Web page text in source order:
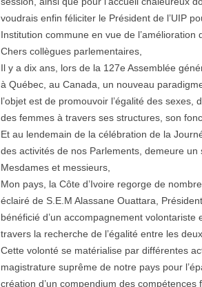
voudrais enfin féliciter le Président de l’UIP
Institution commune en vue de l’amélioration
Chers collègues parlementaires,
Il y a dix ans, lors de la 127e Assemblée
à Québec, au Canada, un nouveau
l’objet est de promouvoir l’égalité des
des femmes à travers ses structures, son
Et au lendemain de la célébration de la
des activités de nos Parlements, demeure un
Mesdames et messieurs,
Mon pays, la Côte d’Ivoire regorge de
éclairé de S.E.M Alassane Ouattara,
bénéficié d’un accompagnement
travers la recherche de l’égalité entre les
Cette volonté se matérialise par différentes
magistrature suprême de notre pays pour
création d’un compendium des